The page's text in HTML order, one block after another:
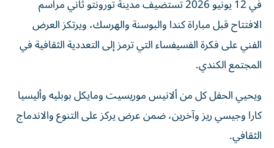
في 12 يونيو 2026 تستضيف مدينة تورونتو ثاني مراسم
الافتتاح قبل مباراة كندا والبوسنة والهرسك، ويرتكز العرض
الفني على فكرة الفسيفساء التي ترمز إلى التعددية الثقافية في
المجتمع الكندي.
ويحيي الحفل كل من ألانيس موريسيت ومايكل بوبليه وأليسيا
كارا وجيسي ريز وآخرين، ضمن عرض يركز على التنوع والاندماج
الثقافي.